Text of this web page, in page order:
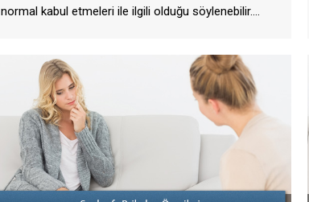
normal kabul etmeleri ile ilgili olduğu söylenebilir.…